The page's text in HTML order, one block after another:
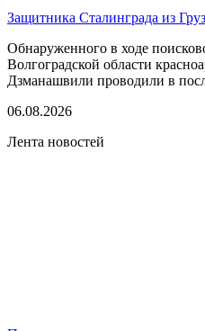
Защитника Сталинграда из
Обнаруженного в ходе
Волгоградской области
Дзманашвили проводили в
06.08.2026
Лента новостей